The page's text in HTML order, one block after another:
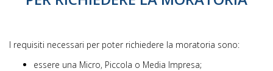
I requisiti necessari per poter richiedere la moratoria sono:
essere una Micro, Piccola o Media Impresa;